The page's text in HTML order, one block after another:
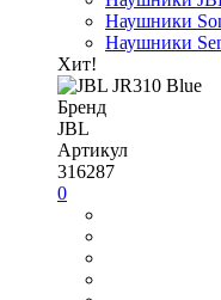
Наушники
Наушники
Хит!
Бренд
JBL
Артикул
316287
0